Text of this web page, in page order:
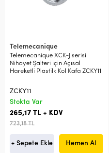
Telemecanique
Telemecanique XCK-J serisi
Nihayet Şalteri için Açısal
Hareketli Plastilk Kol Kafa ZCKY11
ZCKY11
Stokta Var
265,17 TL + KDV
723,18 TL
+ Sepete Ekle Hemen Al